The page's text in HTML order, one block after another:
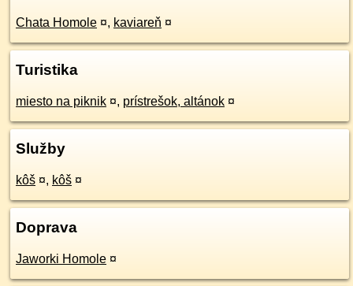
Chata Homole ¤, kaviareň ¤
Turistika
miesto na piknik ¤, prístrešok, altánok ¤
Služby
kôš ¤, kôš ¤
Doprava
Jaworki Homole ¤